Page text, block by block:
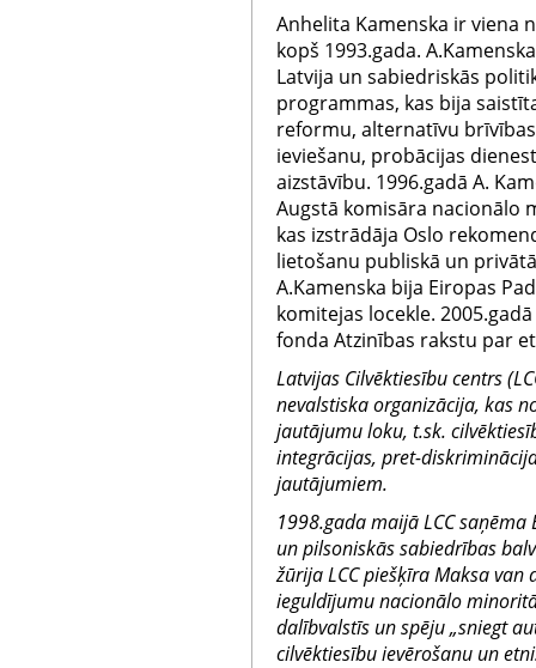
Anhelita Kamenska ir viena
kopš 1993.gada.
Latvija un sabiedriskās
programmas, kas bija
reformu, alternatīvu
ieviešanu, probācijas
aizstāvību. 1996.gadā A.
Augstā komisāra nacionālo
kas izstrādāja Oslo
lietošanu publiskā un
A.Kamenska bija Eiropas
komitejas locekle.
fonda Atzinības rakstu par
Latvijas Cilvēktiesību centrs
nevalstiska organizācija, kas
jautājumu loku, t.sk.
integrācijas, pret-
jautājumiem.
1998.gada maijā LCC saņēma
un pilsoniskās sabiedrības
žūrija LCC piešķīra Maksa
ieguldījumu nacionālo
dalībvalstīs un spēju „sniegt
cilvēktiesību ievērošanu un